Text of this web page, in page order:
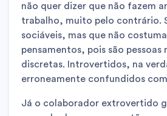
não quer dizer que não fazem
trabalho, muito pelo contrário.
sociáveis, mas que não
pensamentos, pois são pessoas
discretas. Introvertidos, na
erroneamente confundidos
Já o colaborador extrovertido